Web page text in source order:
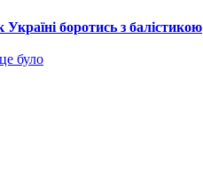
боротись з балістикою
було